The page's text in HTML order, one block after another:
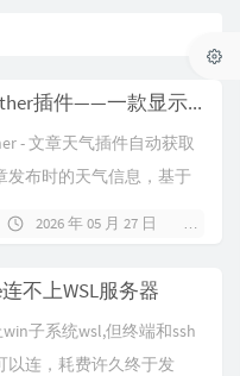
PostWeather插件——一款显示文章发布者当天天气的typecho插件
- 文章天气插件自动获取
发布时的天气信息，基于
2026 年 05 月 27 日
不上WSL服务器
子系统wsl,但终端和ssh
以连，耗费许久终于发